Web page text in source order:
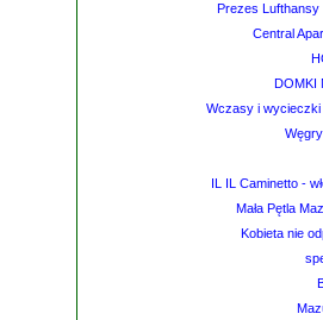
Prezes Lufthansy
Central
DOMKI
Wczasy i wycieczki
IL IL Caminetto -
Mała Pętla
Kobieta nie